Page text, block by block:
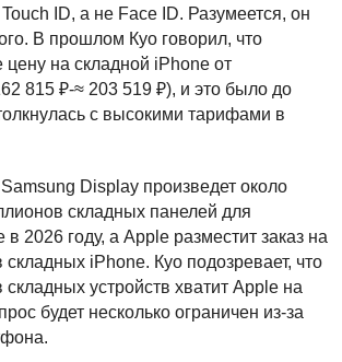
ID, а не Face ID. Разумеется, он
В прошлом Куо говорил, что
цену на складной iPhone от
815 ₽-≈ 203 519 ₽), и это было до
с высокими тарифами в
Samsung Display произведет около
складных панелей для
в 2026 году, а Apple разместит заказ на
iPhone. Куо подозревает, что
устройств хватит Apple на
будет несколько ограничен из-за